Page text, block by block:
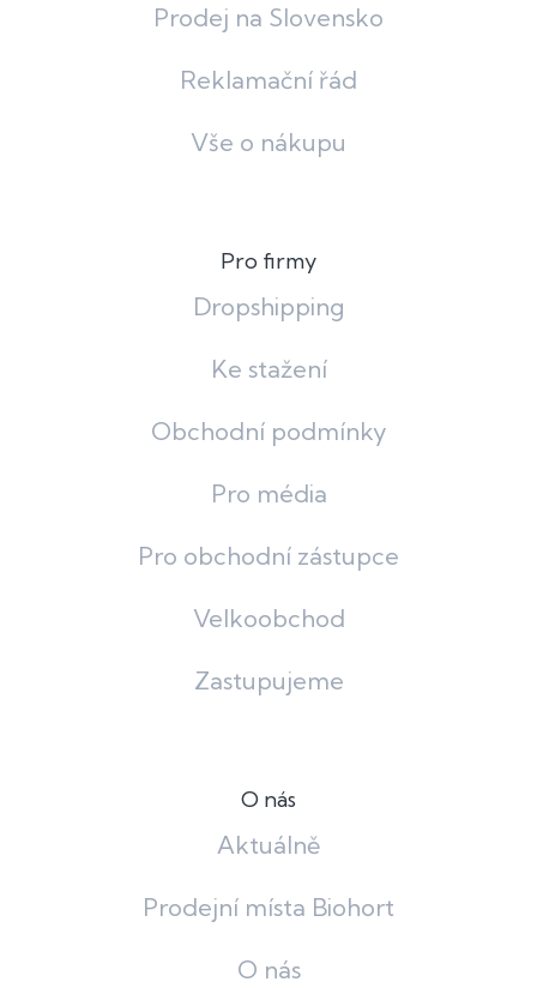
Prodej na Slovensko
Reklamační řád
Vše o nákupu
Pro firmy
Dropshipping
Ke stažení
Obchodní podmínky
Pro média
Pro obchodní zástupce
Velkoobchod
Zastupujeme
O nás
Aktuálně
Prodejní místa Biohort
O nás